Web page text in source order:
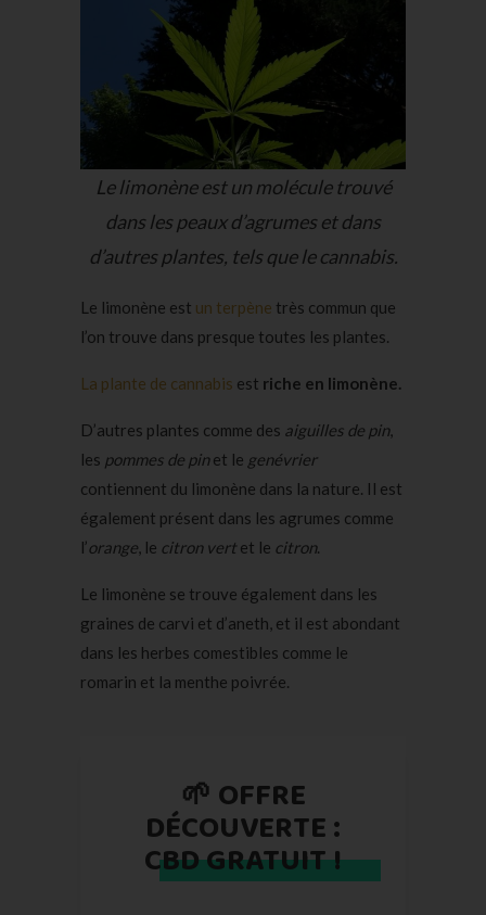
Le limonène est un molécule trouvé
dans les peaux d’agrumes et dans
d’autres plantes, tels que le cannabis.
Le limonène est un terpène très commun que
l’on trouve dans presque toutes les plantes.
La plante de cannabis est riche en limonène.
D’autres plantes comme des aiguilles de pin,
les pommes de pinet le genévrier
contiennent du limonène dans la nature. Il est
également présent dans les agrumes comme
l’orange, le citron vert et le citron.
Le limonène se trouve également dans les
graines de carvi et d’aneth, et il est abondant
dans les herbes comestibles comme le
romarin et la menthe poivrée.
🌱 OFFRE
DÉCOUVERTE :
CBD GRATUIT !